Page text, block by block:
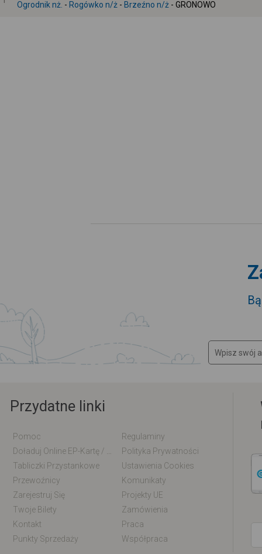
Ogrodnik nż. - Rogówko n/ż - Brzeźno n/ż - GRONOWO
Przydatne linki
Pomoc
Regulaminy
Polityka Prywatności
Tabliczki Przystankowe
Ustawienia Cookies
Przewoźnicy
Komunikaty
Zarejestruj Się
Projekty UE
Twoje Bilety
Zamówienia
Kontakt
Praca
Punkty Sprzedaży
Współpraca